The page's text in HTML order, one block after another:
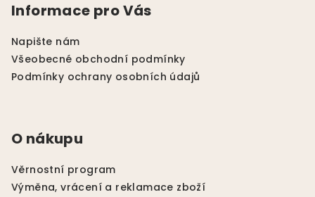
Informace pro Vás
Napište nám
Všeobecné obchodní podmínky
Podmínky ochrany osobních údajů
O nákupu
Věrnostní program
Výměna, vrácení a reklamace zboží